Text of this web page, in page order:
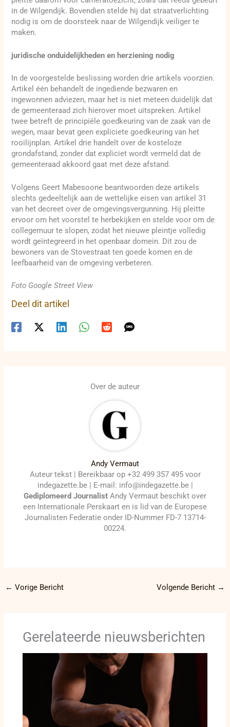
in de Wilgendijk. Bovendien stelde hij dat straatverlichting
nodig is om de doorsteek naar de Wilgendijk veiliger te
maken.
juridische onduidelijkheden en herziening nodig
In de voorgestelde beslissing worden drie artikels voorzien.
Artikel één behandelt de ingediende bezwaren en
ingewonnen adviezen, maar het is niet meteen duidelijk dat
de gemeenteraad zich hierover moet uitspreken. Artikel
twee betreft de principiële goedkeuring van de zaak van de
wegen, maar bevat geen expliciete goedkeuring van het
rooilijnplan. Artikel drie handelt over de kosteloze
grondafstand, zonder dat expliciet wordt vermeld dat de
gemeenteraad akkoord gaat met deze afstand.
Volgens Geert Mabesoone beantwoorden deze artikels
slechts gedeeltelijk aan de wettelijke eisen van artikel 31
van het decreet over de omgevingsvergunning. Hij pleitte
ervoor om het voorstel te herbekijken en stelde voor om de
collegemuur te slopen, zodat het nieuwe pleintje volledig
wordt geïntegreerd in het openbaar domein. Dit zou de
bewoners van de Stovestraat ten goede komen en de
leefbaarheid van de omgeving verbeteren.
Foto Google Street View
Deel dit artikel
Over de auteur
Andy Vermaut
Auteur tekst | Bereikbaar op +32 499 357 495 voor
indegazette.be | E-mail: info@indegazette.be |
Gediplomeerd Journalist Andy Vermaut beschikt over
een Internationale Perskaart en is lid van de Europese
Journalisten Federatie onder ID-Nummer FD-7 13714-
00224.
← Vorige Bericht Volgende Bericht →
Gerelateerde nieuwsberichten